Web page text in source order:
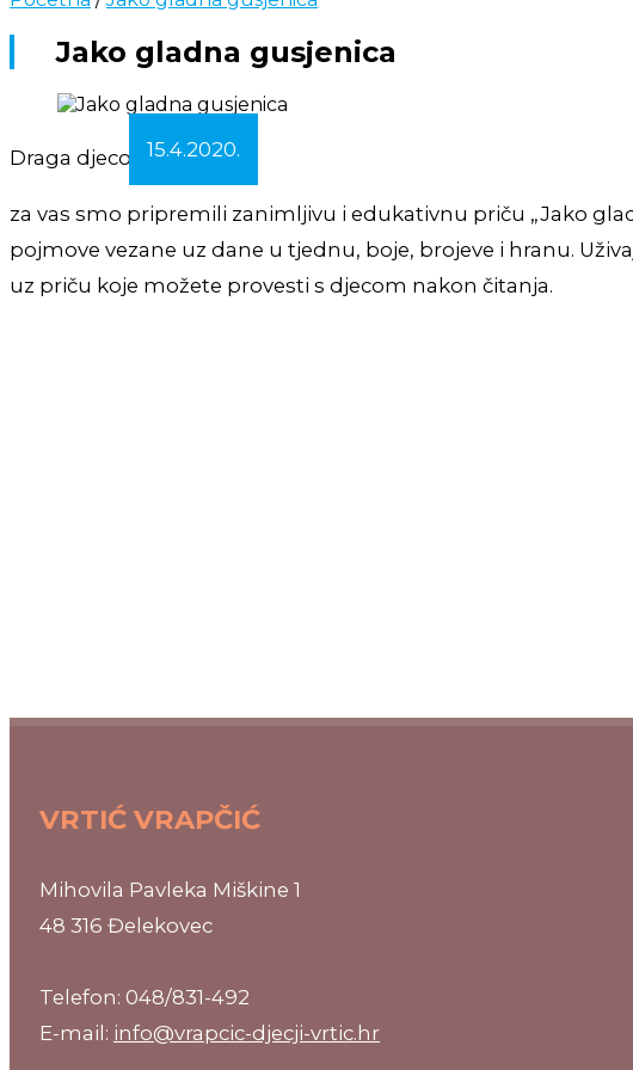
Jako gladna gusjenica
15.4.2020.
Draga djeco i roditelji,
za vas smo pripremili zanimljivu i edukativnu priču „Jako
pojmove vezane uz dane u tjednu, boje, brojeve i hranu.
uz priču koje možete provesti s djecom nakon čitanja.
VRTIĆ VRAPČIĆ
Mihovila Pavleka Miškine 1
48 316 Đelekovec
Telefon: 048/831-492
E-mail: info@vrapcic-djecji-vrtic.hr